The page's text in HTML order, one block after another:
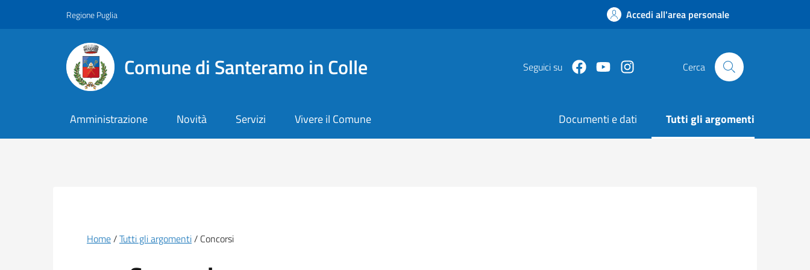
Regione Puglia Accedi all'area personale
Comune di Santeramo in Colle Seguici su FacebookYoutubeInstagram Cerca
Amministrazione Novità Servizi Vivere il Comune Documenti e dati Tutti gli argomenti
Briciole di pane
Home Tutti gli argomenti Concorsi